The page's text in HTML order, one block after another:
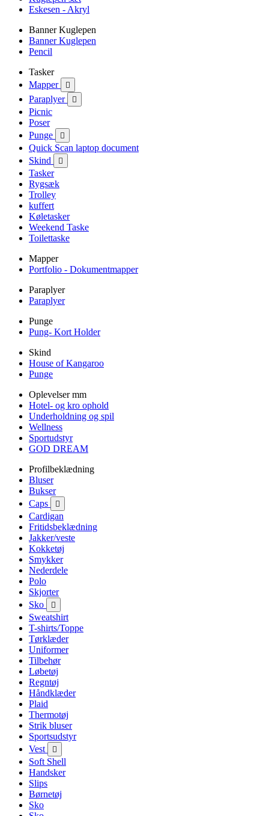
Eskesen - Akryl
Banner Kuglepen
Banner Kuglepen
Pencil
Tasker
Mapper

Paraplyer 
Picnic
Poser
Punge

Quick Scan laptop document
Skind

Tasker
Rygsæk
Trolley
kuffert
Køletasker
Weekend Taske
Toilettaske
Mapper
Portfolio - Dokumentmapper
Paraplyer
Paraplyer
Punge
Pung- Kort Holder
Skind
House of Kangaroo
Punge
Oplevelser mm
Hotel- og kro ophold
Underholdning og spil
Wellness
Sportudstyr
GOD DREAM
Profilbeklædning
Bluser
Bukser
Caps

Cardigan
Fritidsbeklædning
Jakker/veste
Kokketøj
Smykker
Nederdele
Polo
Skjorter
Sko

Sweatshirt
T-shirts/Toppe
Tørklæder
Uniformer
Tilbehør
Løbetøj
Regntøj
Håndklæder
Plaid
Thermotøj
Strik bluser
Sportsudstyr
Vest

Soft Shell
Handsker
Slips
Børnetøj
Sko